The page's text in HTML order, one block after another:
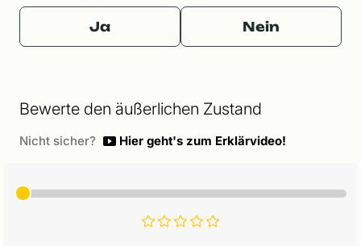
Ja Nein
Bewerte den äußerlichen Zustand
Nicht sicher? Hier geht's zum Erklärvideo!